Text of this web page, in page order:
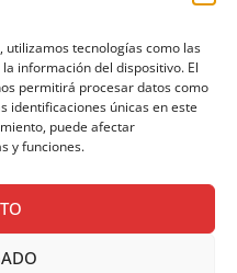
tecnologías como las
información del dispositivo. El
permitirá procesar datos como
identificaciones únicas en este
puede afectar
y funciones.
DE PRIVACIDAD|